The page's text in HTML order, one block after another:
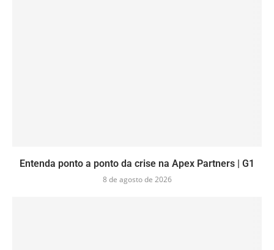
Entenda ponto a ponto da crise na Apex Partners | G1
8 de agosto de 2026